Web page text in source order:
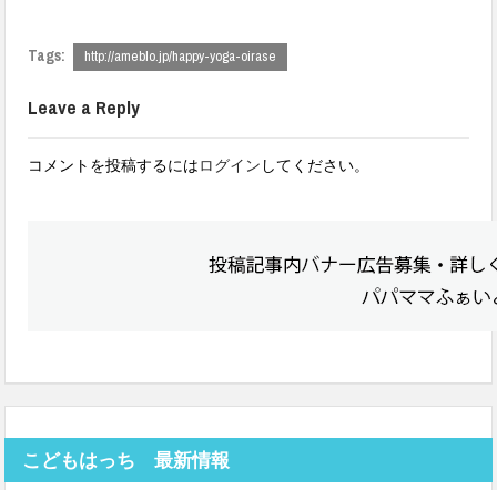
Tags: http://ameblo.jp/happy-yoga-oirase
Leave a Reply
コメントを投稿するにはログイン してください。
こどもはっち 最新情報